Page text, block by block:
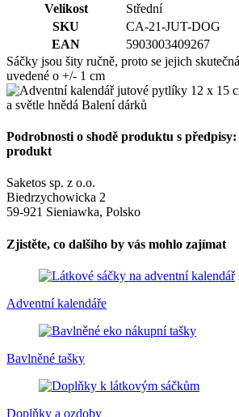
Velikost
Střední
SKU
CA-21-JUT-DOG
EAN
5903003409267
Sáčky jsou šity ručně, proto se jejich
uvedené o +/- 1 cm
Podrobnosti o shodě produktu s předpisy:
produkt
Saketos sp. z o.o.
Biedrzychowicka 2
59-921 Sieniawka, Polsko
Zjistěte, co dalšího by vás mohlo zajímat
Adventní kalendáře
Bavlněné tašky
Doplňky a ozdoby